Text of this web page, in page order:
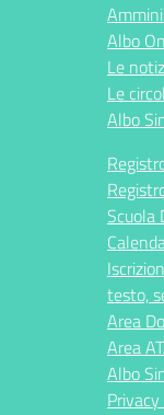
Albo
Le
Le
Albo
Scuola
testo,
Area
Area
Albo